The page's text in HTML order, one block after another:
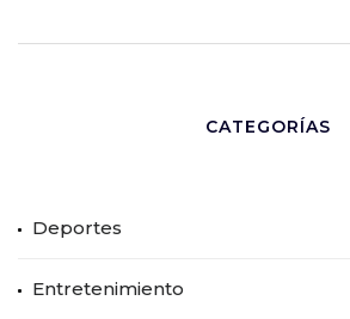
CATEGORÍAS
Deportes
Entretenimiento